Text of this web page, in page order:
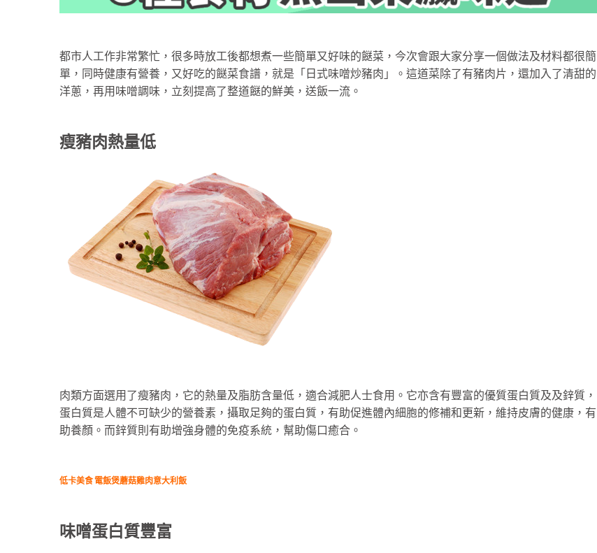
都市人工作非常繁忙，很多時放工後都想煮一些簡單又好味的餸菜，今次會跟大家分享一個做法及材料都很簡
單，同時健康有營養，又好吃的餸菜食譜，就是「日式味噌炒豬肉」。這道菜除了有豬肉片，還加入了清甜的
洋蔥，再用味噌調味，立刻提高了整道餸的鮮美，送飯一流。
瘦豬肉熱量低
肉類方面選用了瘦豬肉，它的熱量及脂肪含量低，適合減肥人士食用。它亦含有豐富的優質蛋白質及及鋅質，
蛋白質是人體不可缺少的營養素，攝取足夠的蛋白質，有助促進體內細胞的修補和更新，維持皮膚的健康，有
助養顏。而鋅質則有助增強身體的免疫系統，幫助傷口癒合。
低卡美食 電飯煲蘑菇雞肉意大利飯
味噌蛋白質豐富